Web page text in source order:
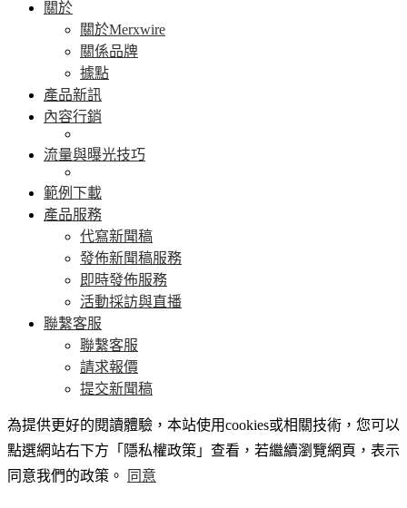
關於
關於Merxwire
關係品牌
據點
產品新訊
內容行銷
流量與曝光技巧
範例下載
產品服務
代寫新聞稿
發佈新聞稿服務
即時發佈服務
活動採訪與直播
聯繫客服
聯繫客服
請求報價
提交新聞稿
為提供更好的閱讀體驗，本站使用cookies或相關技術，您可以
點選網站右下方「隱私權政策」查看，若繼續瀏覽網頁，表示
同意我們的政策。
同意